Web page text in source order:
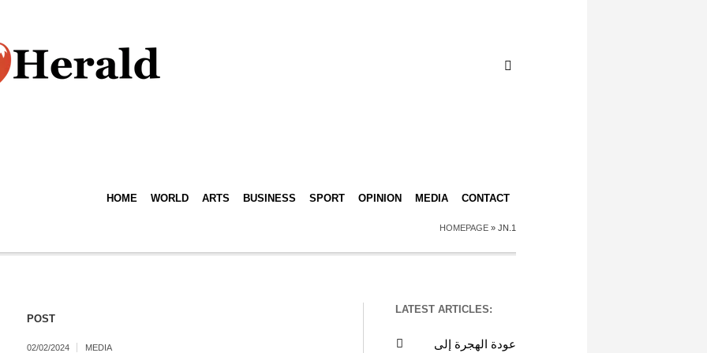
HOME WORLD ARTS BUSINESS SPORT OPINION MEDIA CONTACT
HOMEPAGE » JN.1
POST
02/02/2024 MEDIA
LATEST ARTICLES:
عودة الهجرة إلى